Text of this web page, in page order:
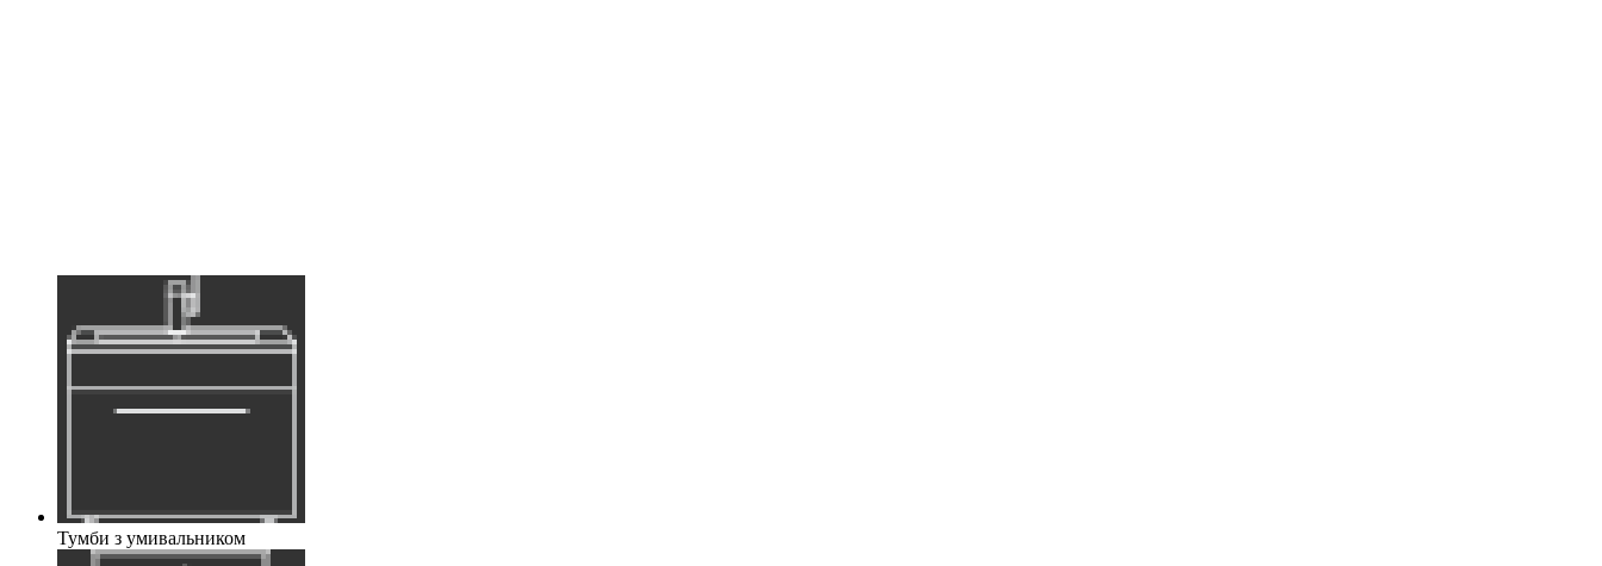
Тумби з умивальником